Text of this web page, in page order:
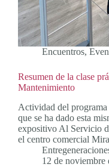
Encuentros,
Resumen de la clase
Mantenimiento
Actividad del
que se ha dado esta
expositivo Al Servicio
el centro comercial
12 de noviembre